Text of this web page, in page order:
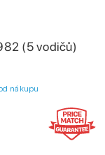
(5 vodičů)
nákupu